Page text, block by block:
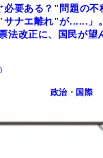
要ある？"問題の不
サナエ離れ"が......」
法改正に、国民が望
政治・国際